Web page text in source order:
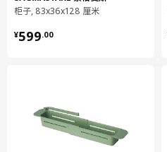
柜子, 83x36x128 厘米
¥599.00
¥ 599.00